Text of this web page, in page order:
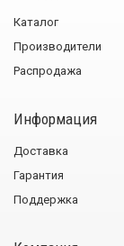
Каталог
Производители
Распродажа
Информация
Доставка
Гарантия
Поддержка